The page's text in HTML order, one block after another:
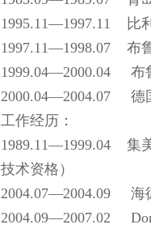
1995.11—1997.11 比
1997.11—1998.07 布
1999.04—2000.04 布
2000.04—2004.07 德
工作经历：
1989.11—1999.04 集
技术资格）
2004.07—2004.09 海
2004.09—2007.02